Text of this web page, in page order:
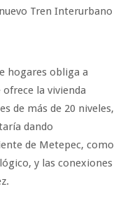
Tren Interurbano
hogares obliga a
ofrece la vivienda
de más de 20 niveles,
dando
de Metepec, como
y las conexiones